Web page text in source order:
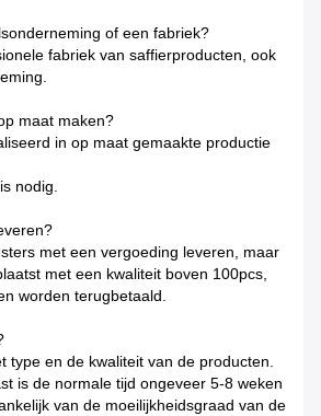
of een fabriek?
fabriek van saffierproducten, ook
maat maken?
in op maat gemaakte productie
nodig.
met een vergoeding leveren, maar
met een kwaliteit boven 100pcs,
worden terugbetaald.
type en de kwaliteit van de producten.
is de normale tijd ongeveer 5-8 weken
van de moeilijkheidsgraad van de